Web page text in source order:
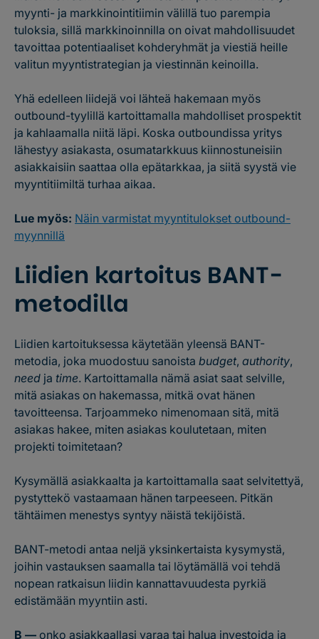
myynti- ja markkinointitiimin välillä tuo parempia
tuloksia, sillä markkinoinnilla on oivat mahdollisuudet
tavoittaa potentiaaliset kohderyhmät ja viestiä heille
valitun myyntistrategian ja viestinnän keinoilla.
Yhä edelleen liidejä voi lähteä hakemaan myös
outbound-tyylillä kartoittamalla mahdolliset prospektit
ja kahlaamalla niitä läpi. Koska outboundissa yritys
lähestyy asiakasta, osumatarkkuus kiinnostuneisiin
asiakkaisiin saattaa olla epätarkkaa, ja siitä syystä vie
myyntitiimiltä turhaa aikaa.
Lue myös: Näin varmistat myyntitulokset outbound-
myynnillä
Liidien kartoitus BANT-
metodilla
Liidien kartoituksessa käytetään yleensä BANT-
metodia, joka muodostuu sanoista budget, authority,
need ja time. Kartoittamalla nämä asiat saat selville,
mitä asiakas on hakemassa, mitkä ovat hänen
tavoitteensa. Tarjoammeko nimenomaan sitä, mitä
asiakas hakee, miten asiakas koulutetaan, miten
projekti toimitetaan?
Kysymällä asiakkaalta ja kartoittamalla saat selvitettyä,
pystyttekö vastaamaan hänen tarpeeseen. Pitkän
tähtäimen menestys syntyy näistä tekijöistä.
BANT-metodi antaa neljä yksinkertaista kysymystä,
joihin vastauksen saamalla tai löytämällä voi tehdä
nopean ratkaisun liidin kannattavuudesta pyrkiä
edistämään myyntiin asti.
B — onko asiakkaallasi varaa tai halua investoida ja